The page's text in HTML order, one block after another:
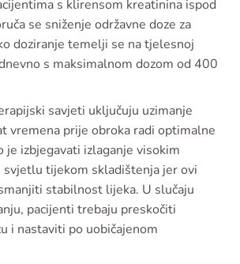
s klirensom kreatinina ispod
se sniženje održavne doze za
doziranje temelji se na tjelesnoj
s maksimalnom dozom od 400
savjeti uključuju uzimanje
vremena prije obroka radi optimalne
je izbjegavati izlaganje visokim
tijekom skladištenja jer ovi
stabilnost lijeka. U slučaju
pacijenti trebaju preskočiti
i nastaviti po uobičajenom